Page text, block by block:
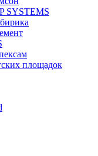
SYSTEMS
площадок